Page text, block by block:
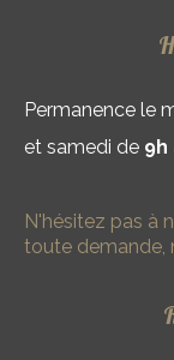
Permanence le
et samedi de 9h
N'hésitez pas à
toute demande,